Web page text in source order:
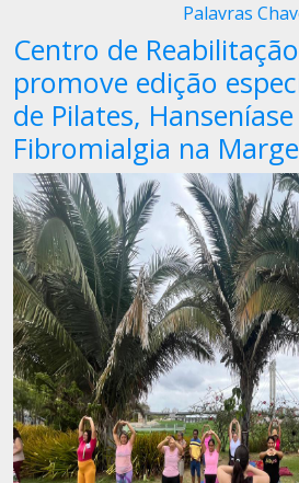
Palavras
Centro de
promove edição
de Pilates,
Fibromialgia na